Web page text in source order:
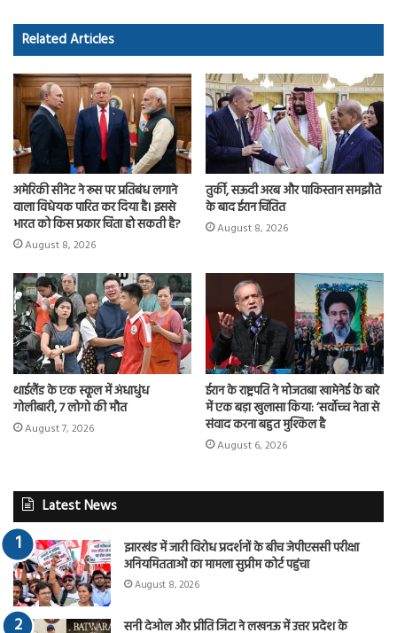
o
ok
d
o
n
Related Articles
अमेरिकी सीनेट ने रूस पर प्रतिबंध लगाने
वाला विधेयक पारित कर दिया है। इससे
भारत को किस प्रकार चिंता हो सकती है?
August 8, 2026
तुर्की, सऊदी अरब और पाकिस्तान समझौते
के बाद ईरान चिंतित
August 8, 2026
थाईलैंड के एक स्कूल में अंधाधुंध
गोलीबारी, 7 लोगो की मौत
August 7, 2026
ईरान के राष्ट्रपति ने मोजतबा खामेनेई के बारे
में एक बड़ा खुलासा किया: ‘सर्वोच्च नेता से
संवाद करना बहुत मुश्किल है
August 6, 2026
Latest News
झारखंड में जारी विरोध प्रदर्शनों के बीच जेपीएससी परीक्षा
अनियमितताओं का मामला सुप्रीम कोर्ट पहुंचा
August 8, 2026
सनी देओल और प्रीति जिंटा ने लखनऊ में उत्तर प्रदेश के